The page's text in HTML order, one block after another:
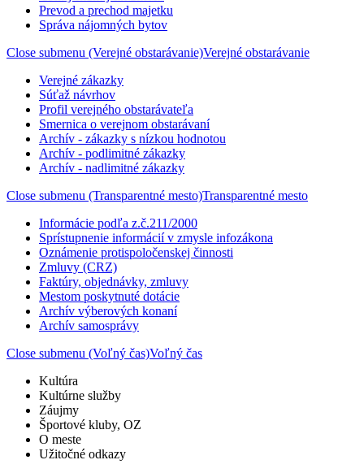
Prevod a prechod majetku
Správa nájomných bytov
Close submenu (Verejné obstarávanie)Verejné obstarávanie
Verejné zákazky
Súťaž návrhov
Profil verejného obstarávateľa
Smernica o verejnom obstarávaní
Archív - zákazky s nízkou hodnotou
Archív - podlimitné zákazky
Archív - nadlimitné zákazky
Close submenu (Transparentné mesto)Transparentné mesto
Informácie podľa z.č.211/2000
Sprístupnenie informácií v zmysle infozákona
Oznámenie protispoločenskej činnosti
Zmluvy (CRZ)
Faktúry, objednávky, zmluvy
Mestom poskytnuté dotácie
Archív výberových konaní
Archív samosprávy
Close submenu (Voľný čas)Voľný čas
Kultúra
Kultúrne služby
Záujmy
Športové kluby, OZ
O meste
Užitočné odkazy